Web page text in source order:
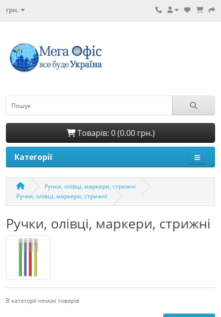
грн.
Товарів: 0 (0.00 грн.)
Категорії
Ручки, олівці, маркери, стрижні
Ручки, олівці, маркери, стрижні
Ручки, олівці, маркери, стрижні
В категорії немає товарів